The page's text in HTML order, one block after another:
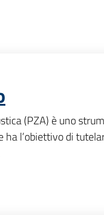
(PZA) è uno
l’obiettivo di